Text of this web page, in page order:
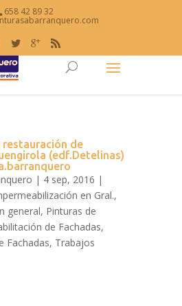
658 42 89 32
restauración de
(edf.Detelinas)
| 4 sep, 2016 |
en Gral.,
general, Pinturas de
de Fachadas,
Fachadas, Trabajos